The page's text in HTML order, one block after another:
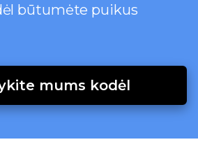
būtumėte puikus
mums kodėl